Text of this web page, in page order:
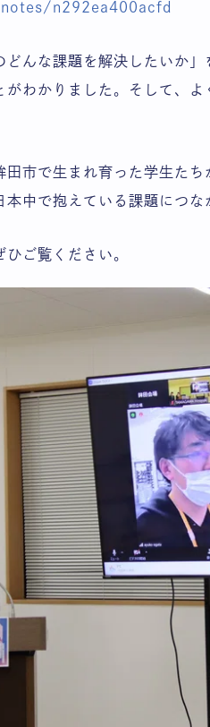
n292ea400acfd
んな課題を解決したいか
がわかりました。そして、よ
市で生まれ育った学生た
中で抱えている課題につな
ご覧ください。